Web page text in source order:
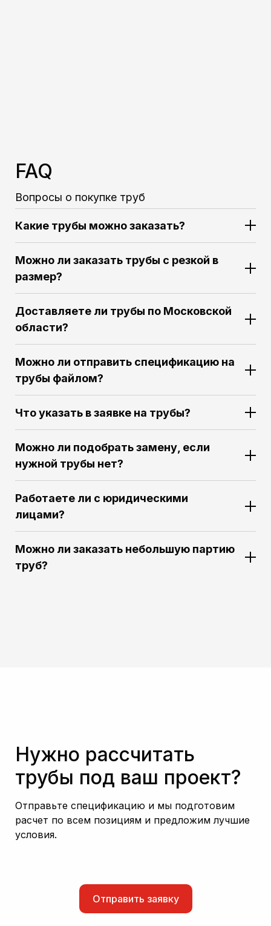
FAQ
Вопросы о покупке труб
Какие трубы можно заказать?
Можно ли заказать трубы с резкой в
размер?
Доставляете ли трубы по Московской
области?
Можно ли отправить спецификацию на
трубы файлом?
Что указать в заявке на трубы?
Можно ли подобрать замену, если
нужной трубы нет?
Работаете ли с юридическими
лицами?
Можно ли заказать небольшую партию
труб?
Нужно рассчитать
трубы под ваш проект?
Отправьте спецификацию и мы подготовим
расчет по всем позициям и предложим лучшие
условия.
Отправить заявку